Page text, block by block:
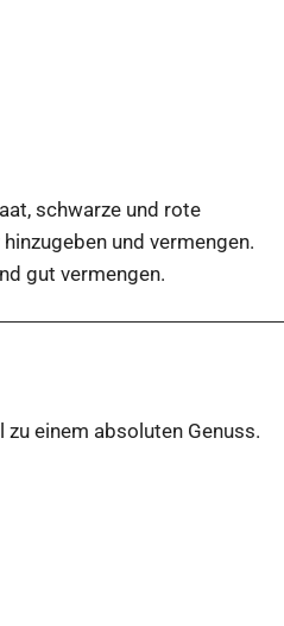
schwarze und rote
und vermengen.
gut vermengen.
einem absoluten Genuss.